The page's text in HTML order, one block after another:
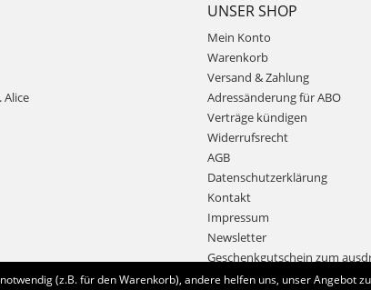
UNSER SHOP
Mein Konto
Warenkorb
Versand & Zahlung
Adressänderung für ABO
Verträge kündigen
Widerrufsrecht
AGB
Datenschutzerklärung
Kontakt
Impressum
Newsletter
Geschenkgutschein zum
(z.B. für den Warenkorb), andere helfen uns, unser Angebot